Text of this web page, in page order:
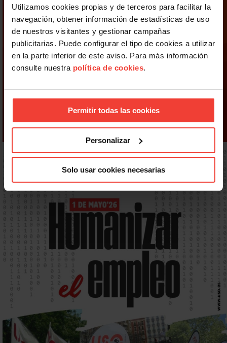
Utilizamos cookies propias y de terceros para facilitar la
navegación, obtener información de estadísticas de uso
de nuestros visitantes y gestionar campañas
publicitarias. Puede configurar el tipo de cookies a utilizar
en la parte inferior de este aviso. Para más información
consulte nuestra política de cookies.
Permitir todas las cookies
Personalizar
Solo usar cookies necesarias